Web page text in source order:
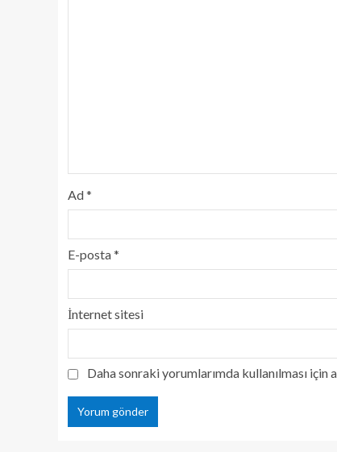
Ad*
E-posta*
İnternet sitesi
Daha sonraki yorumlarımda kullanılması için